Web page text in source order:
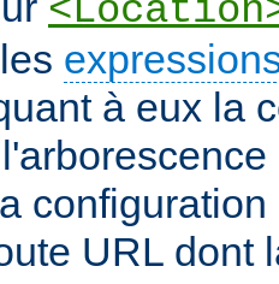
à eux la
URL dont